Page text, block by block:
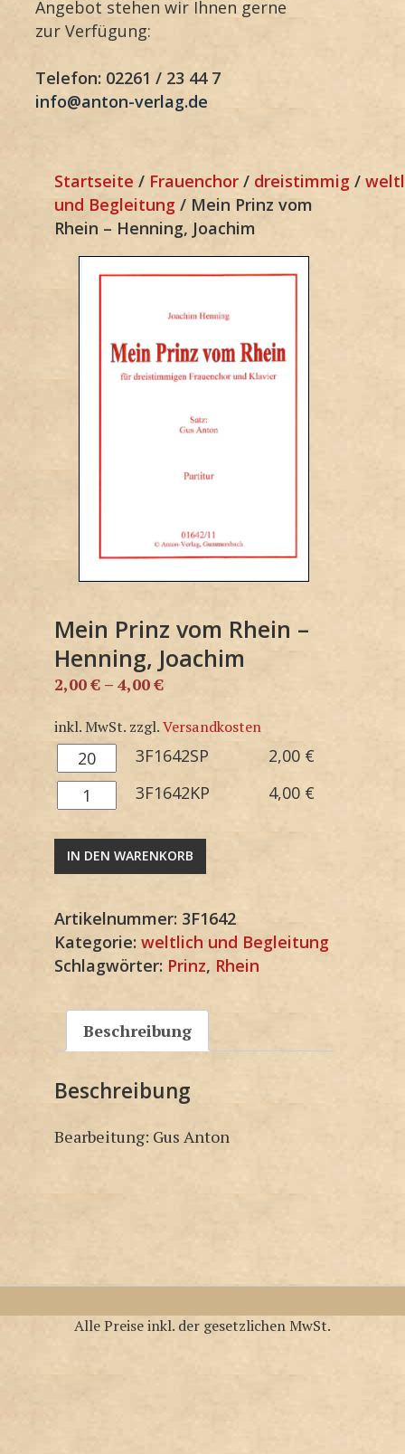
Angebot stehen wir Ihnen gerne
zur Verfügung:
Telefon: 02261 / 23 44 7
info@anton-verlag.de
Startseite / Frauenchor / dreistimmig /
und Begleitung / Mein Prinz vom
Rhein – Henning, Joachim
Mein Prinz vom Rhein –
Henning, Joachim
2,00€ – 4,00€
inkl. MwSt. zzgl.Versandkosten
3F1642SP
Menge
3F1642SP 2,00 €
3F1642KP
Menge
3F1642KP 4,00 €
IN DEN WARENKORB
Artikelnummer: 3F1642
Kategorie: weltlich und Begleitung
Schlagwörter: Prinz, Rhein
Beschreibung
Beschreibung
Bearbeitung: Gus Anton
Alle Preise inkl. der gesetzlichen MwSt.